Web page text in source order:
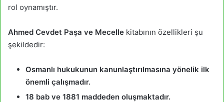
rol oynamıştır.
Ahmed Cevdet Paşa ve Mecelle kitabının özellikleri şu
şekildedir:
Osmanlı hukukunun kanunlaştırılmasına yönelik ilk
önemli çalışmadır.
18 bab ve 1881 maddeden oluşmaktadır.